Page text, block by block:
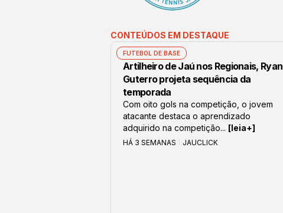
CONTEÚDOS EM DESTAQUE
FUTEBOL DE BASE
Artilheiro de Jaú nos Regionais, Ryan
Guterro projeta sequência da
temporada
Com oito gols na competição, o jovem
atacante destaca o aprendizado
adquirido na competição... [leia+]
HÁ 3 SEMANAS JAUCLICK